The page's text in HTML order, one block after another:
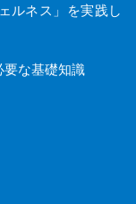
ルネス」を実践し
要な基礎知識